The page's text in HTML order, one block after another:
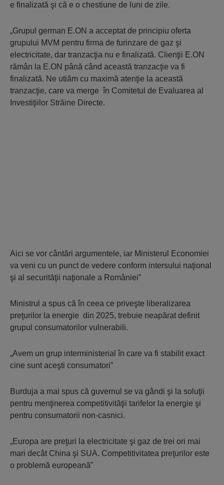
e finalizată şi că e o chestiune de luni de zile.
„Grupul german E.ON a acceptat de principiu oferta
grupului MVM pentru firma de furinzare de gaz şi
electricitate, dar tranzacţia nu e finalizată. Clienţii E.ON
rămân la E.ON până când această tranzacţie va fi
finalizată. Ne utiăm cu maximă atenţie la această
tranzacţie, care va merge în Comitetul de Evaluarea al
Investiţiilor Străine Directe.
Aici se vor cântări argumentele, iar Ministerul Economiei
va veni cu un punct de vedere conform intersului naţional
şi al securităţii naţionale a României”
Ministrul a spus că în ceea ce priveşte liberalizarea
preţurilor la energie din 2025, trebuie neapărat definit
grupul consumatorilor vulnerabili.
„Avem un grup interministerial în care va fi stabilit exact
cine sunt aceşti consumatori”
Burduja a mai spus că guvernul se va gândi şi la soluţii
pentru menţinerea competitivităţii tarifelor la energie şi
pentru consumatorii non-casnici.
„Europa are preţuri la electricitate şi gaz de trei ori mai
mari decât China şi SUA. Competitivitatea preţurilor este
o problemă europeană”